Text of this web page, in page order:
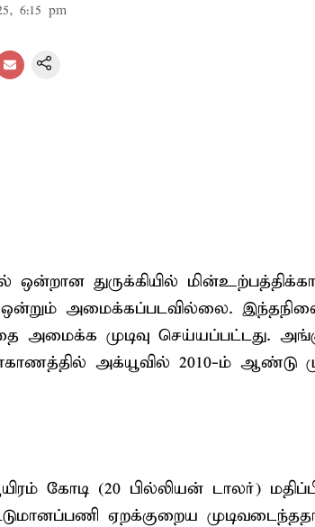
6:15 pm
ஒன்றான துருக்கியில்
அமைக்கப்படவில்லை.
அமைக்க முடிவு செய்யப்பட்டது.
அக்யூவில் 2010-ம் ஆண்டு
கோடி (20 பில்லியன் டாலர்)
ஏறக்குறைய